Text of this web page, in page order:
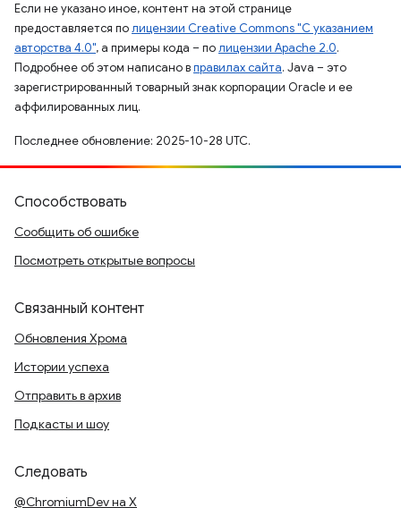
Если не указано иное, контент на этой странице
предоставляется полицензии Creative Commons "С указанием
авторства 4.0", а примеры кода – полицензии Apache 2.0.
Подробнее об этом написано вправилах сайта. Java – это
зарегистрированный товарный знак корпорации Oracle и ее
аффилированных лиц.
Последнее обновление: 2025-10-28 UTC.
Способствовать
Сообщить об ошибке
Посмотреть открытые вопросы
Связанный контент
Обновления Хрома
Истории успеха
Отправить в архив
Подкасты и шоу
Следовать
@ChromiumDev на X